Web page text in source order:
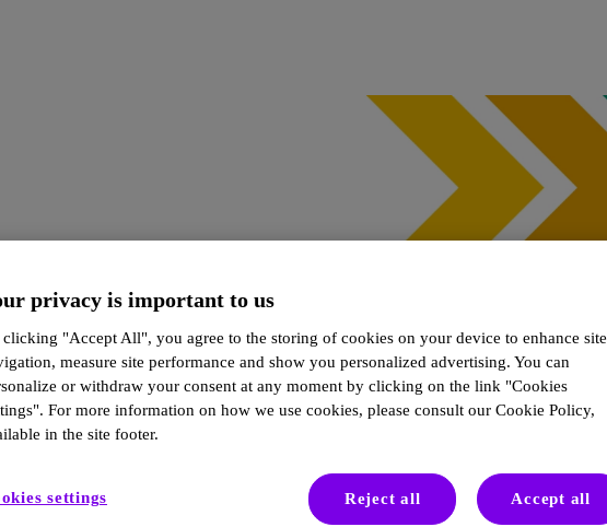
privacy is important to us
"Accept All", you agree to the storing of cookies on your device to enhance site
measure site performance and show you personalized advertising. You can
or withdraw your consent at any moment by clicking on the link "Cookies
For more information on how we use cookies, please consult our Cookie Policy,
in the site footer.
settings Reject all Accept all